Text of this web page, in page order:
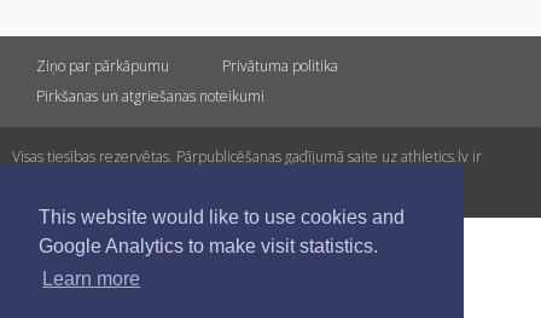
This website would like to use cookies and
Google Analytics to make visit statistics.
Learn more
Ziņo par pārkāpumu
Privātuma politika
Pirkšanas un atgriešanas noteikumi
Visas tiesības rezervētas. Pārpublicēšanas gadījumā saite uz athletics.lv ir